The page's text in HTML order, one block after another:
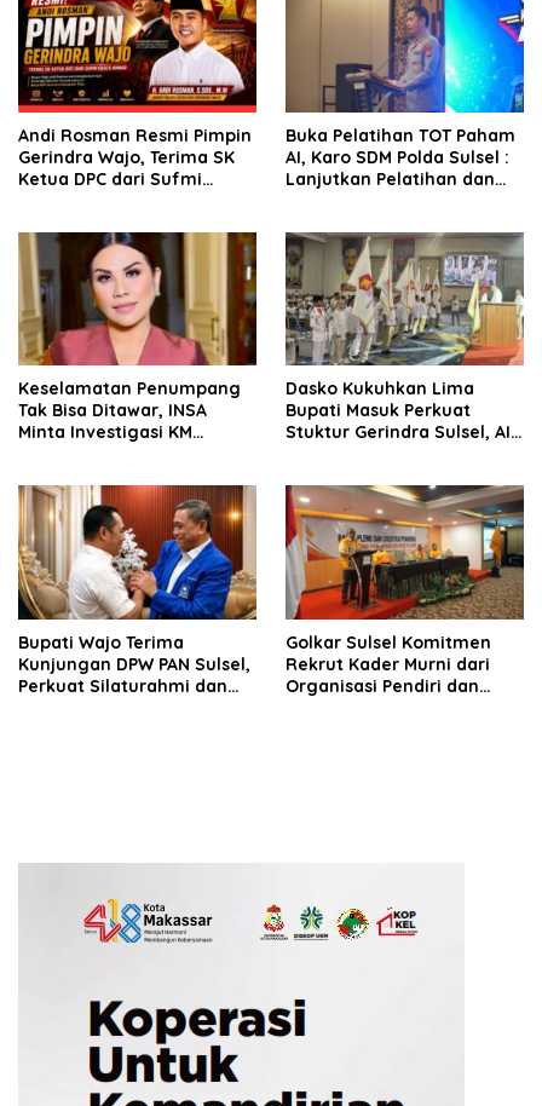
Andi Rosman Resmi Pimpin
Gerindra Wajo, Terima SK
Ketua DPC dari Sufmi
Buka Pelatihan TOT Paham
AI, Karo SDM Polda Sulsel :
Lanjutkan Pelatihan dan
Keselamatan Penumpang
Tak Bisa Ditawar, INSA
Minta Investigasi KM
Dasko Kukuhkan Lima
Bupati Masuk Perkuat
Stuktur Gerindra Sulsel, AIA
Bupati Wajo Terima
Kunjungan DPW PAN Sulsel,
Perkuat Silaturahmi dan
Golkar Sulsel Komitmen
Rekrut Kader Murni dari
Organisasi Pendiri dan